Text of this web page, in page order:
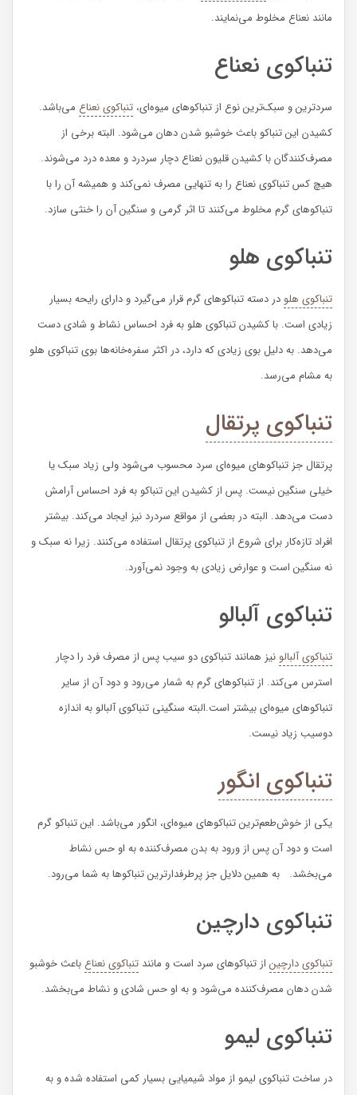
مانند نعناع مخلوط می‌نمایند.
تنباکوی نعناع
سردترین و سبک‌ترین نوع از تنباکوهای میوه‌ای، تنباکوی نعناع می‌باشد‌.
کشیدن این تنباکو باعث خوشبو شدن دهان می‌شود. البته برخی از
مصرف‌کنندگان با کشیدن قلیون نعناع دچار سردرد و معده درد می‌شوند‌.
هیچ کس تنباکوی نعناع را به تنهایی مصرف نمی‌کند و همیشه آن را با
تنباکوهای گرم مخلوط می‌کنند تا اثر گرمی و سنگین آن را خنثی سازد.
تنباکوی هلو
تنباکوی هلو در دسته تنباکوهای گرم قرار می‌گیرد و دارای رایحه بسیار
زیادی است. با کشیدن تنباکوی هلو به فرد احساس نشاط و شادی دست
می‌دهد. به دلیل بوی زیادی که دارد، در اکثر سفره‌خانه‌ها بوی تنباکوی هلو
به مشام می‌رسد.
تنباکوی پرتقال
پرتقال جز تنباکوهای میوه‌ای سرد محسوب می‌شود ولی زیاد سبک یا
خیلی سنگین نیست. پس از کشیدن این تنباکو به فرد احساس آرامش
دست می‌دهد. البته در بعضی از مواقع سردرد نیز ایجاد می‌کند. بیشتر
افراد تازه‌کار برای شروع از تنباکوی پرتقال استفاده می‌کنند. زیرا نه سبک و
نه سنگین است و عوارض زیادی به وجود نمی‌آورد.
تنباکوی آلبالو
تنباکوی آلبالو نیز همانند تنباکوی دو سیب پس از مصرف فرد را دچار
استرس می‌کند. از تنباکوهای گرم به شمار می‌رود و دود آن از سایر
تنباکوهای میوه‌ای بیشتر است.‌البته سنگینی تنباکوی آلبالو به اندازه
دوسیب زیاد نیست‌.
تنباکوی انگور
یکی از خوش‌طعم‌ترین تنباکوهای میوه‌ای، انگور می‌باشد. این تنباکو گرم
است و دود آن پس از ورود به بدن مصرف‌کننده به او حس نشاط
می‌بخشد. به همین دلایل جز پرطرفدارترین تنباکوها به شما می‌رود.
تنباکوی دارچین
تنباکوی دارچین از تنباکوهای سرد است و مانند تنباکوی نعناع باعث خوشبو
شدن دهان مصرف‌کننده می‌شود و به او حس شادی و نشاط می‌بخشد.
تنباکوی لیمو
در ساخت تنباکوی لیمو از مواد شیمیایی بسیار کمی استفاده شده و به